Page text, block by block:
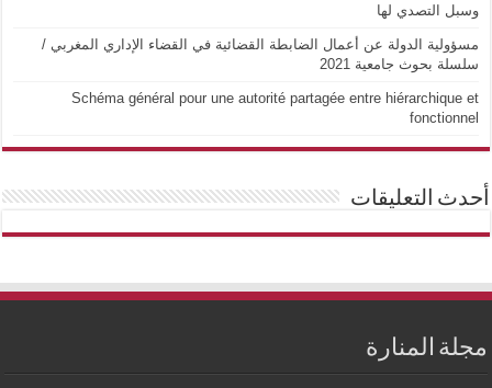
وسبل التصدي لها
مسؤولية الدولة عن أعمال الضابطة القضائية في القضاء الإداري المغربي /
سلسلة بحوث جامعية 2021
Schéma général pour une autorité partagée entre hiérarchique et
fonctionnel
أحدث التعليقات
مجلة المنارة